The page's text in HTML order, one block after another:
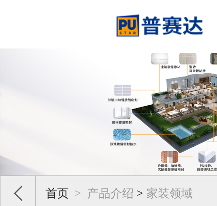
首页 > 产品介绍 > 家装领域